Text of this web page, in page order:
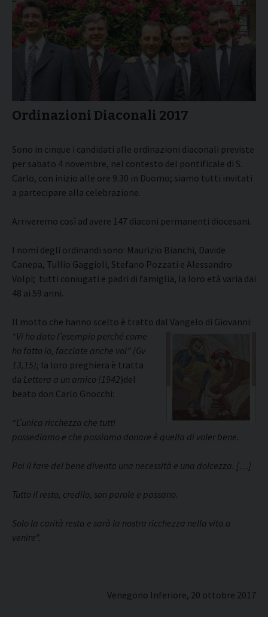
Ordinazioni Diaconali 2017
Sono in cinque i candidati alle ordinazioni diaconali previste
per sabato 4 novembre, nel contesto del pontificale di S.
Carlo, con inizio alle ore 9.30 in Duomo; siamo tutti invitati
a partecipare alla celebrazione.
Arriveremo così ad avere 147 diaconi permanenti diocesani.
I nomi degli ordinandi sono: Maurizio Bianchi, Davide
Canepa, Tullio Gaggioli, Stefano Pozzati e Alessandro
Volpi; tutti coniugati e padri di famiglia, la loro età varia dai
48 ai 59 anni.
Il motto che hanno scelto è tratto dal Vangelo di Giovanni:
“Vi ho dato l’esempio perché come
ho fatto io, facciate anche voi” (Gv
13,15); la loro preghiera è tratta
da Lettera a un amico (1942)del
beato don Carlo Gnocchi:
“L’unica ricchezza che tutti
possediamo e che possiamo donare è quella di voler bene.
Poi il fare del bene diventa una necessità e una dolcezza. […]
Tutto il resto, credilo, son parole e passano.
Solo la carità resta e sarà la nostra ricchezza nella vita a
venire”.
Venegono Inferiore, 20 ottobre 2017